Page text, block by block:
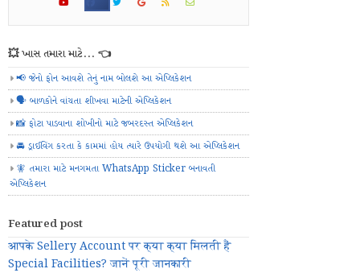
💥 ખાસ તમારા માટે... 👈
📢 જેનો ફોન આવશે તેનું નામ બોલશે આ એપ્લિકેશન
🗣️ બાળકોને વાંચતા શીખવા માટેની એપ્લિકેશન
📸 ફોટા પાડવાના શોખીનો માટે જબરદસ્ત એપ્લિકેશન
🚘 ડ્રાઈવિંગ કરતા કે કામમાં હોય ત્યારે ઉપયોગી થશે આ એપ્લિકેશન
🧚 તમારા માટે મનગમતા WhatsApp Sticker બનાવતી
એપ્લિકેશન
Featured post
आपके Sellery Account पर क्या क्या मिलती हैं
Special Facilities? जानें पूरी जानकारी